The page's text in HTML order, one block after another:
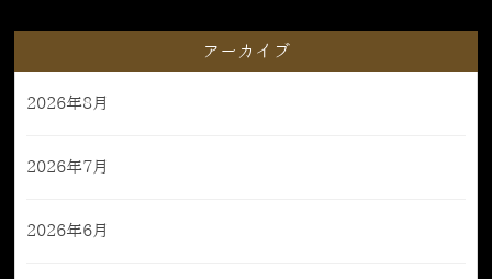
アーカイブ
2026年8月
2026年7月
2026年6月